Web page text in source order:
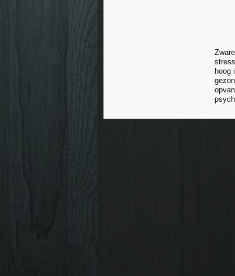
hoog